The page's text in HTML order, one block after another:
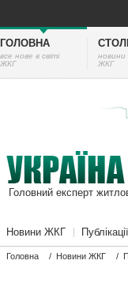
ГОЛОВНА
все нове в світі
ЖКГ
новини
ЖКГ
Головний експерт
Новини ЖКГ Публікації
Головна / Новини ЖКГ /